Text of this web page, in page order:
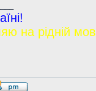
на рідній